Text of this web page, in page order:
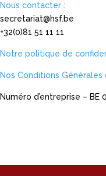
Nous contacter :
secretariat@hsf.be
+32(0)81 51 11 11
Notre politique de
Nos Conditions Générales
Numéro d’entreprise – BE